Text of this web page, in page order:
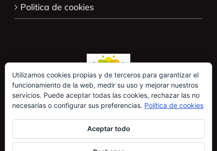
Politica de cookies
Utilizamos cookies propias y de terceros para garantizar el
funcionamiento de la web, medir su uso y mejorar nuestros
servicios. Puede aceptar todas las cookies, rechazar las no
necesarias o configurar sus preferencias. Política de cookies
Aceptar todo